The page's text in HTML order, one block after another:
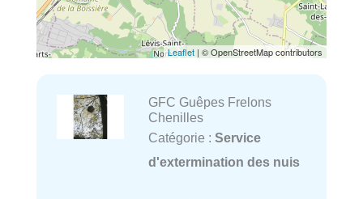
Leaflet | © OpenStreetMap contributors
GFC Guêpes Frelons
Chenilles
Catégorie : Service
d'extermination des nuis